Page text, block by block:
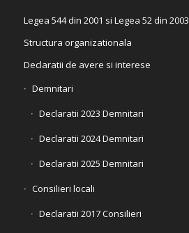
Legea 544 din 2001 si Legea 52 din 2003
Structura organizationala
Declaratii de avere si interese
Demnitari
Declaratii 2023 Demnitari
Declaratii 2024 Demnitari
Declaratii 2025 Demnitari
Consilieri locali
Declaratii 2017 Consilieri